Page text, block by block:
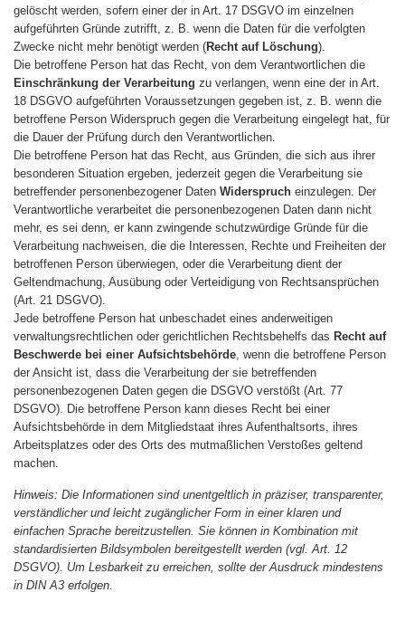
gelöscht werden, sofern einer der in Art. 17 DSGVO im einzelnen
aufgeführten Gründe zutrifft, z. B. wenn die Daten für die verfolgten
Zwecke nicht mehr benötigt werden (Recht auf Löschung).
Die betroffene Person hat das Recht, von dem Verantwortlichen die
Einschränkung der Verarbeitung zu verlangen, wenn eine der in Art.
18 DSGVO aufgeführten Voraussetzungen gegeben ist, z. B. wenn die
betroffene Person Widerspruch gegen die Verarbeitung eingelegt hat, für
die Dauer der Prüfung durch den Verantwortlichen.
Die betroffene Person hat das Recht, aus Gründen, die sich aus ihrer
besonderen Situation ergeben, jederzeit gegen die Verarbeitung sie
betreffender personenbezogener Daten Widerspruch einzulegen. Der
Verantwortliche verarbeitet die personenbezogenen Daten dann nicht
mehr, es sei denn, er kann zwingende schutzwürdige Gründe für die
Verarbeitung nachweisen, die die Interessen, Rechte und Freiheiten der
betroffenen Person überwiegen, oder die Verarbeitung dient der
Geltendmachung, Ausübung oder Verteidigung von Rechtsansprüchen
(Art. 21 DSGVO).
Jede betroffene Person hat unbeschadet eines anderweitigen
verwaltungsrechtlichen oder gerichtlichen Rechtsbehelfs das Recht auf
Beschwerde bei einer Aufsichtsbehörde , wenn die betroffene Person
der Ansicht ist, dass die Verarbeitung der sie betreffenden
personenbezogenen Daten gegen die DSGVO verstößt (Art. 77
DSGVO). Die betroffene Person kann dieses Recht bei einer
Aufsichtsbehörde in dem Mitgliedstaat ihres Aufenthaltsorts, ihres
Arbeitsplatzes oder des Orts des mutmaßlichen Verstoßes geltend
machen.
Hinweis: Die Informationen sind unentgeltlich in präziser, transparenter,
verständlicher und leicht zugänglicher Form in einer klaren und
einfachen Sprache bereitzustellen. Sie können in Kombination mit
standardisierten Bildsymbolen bereitgestellt werden (vgl. Art. 12
DSGVO). Um Lesbarkeit zu erreichen, sollte der Ausdruck mindestens
in DIN A3 erfolgen.